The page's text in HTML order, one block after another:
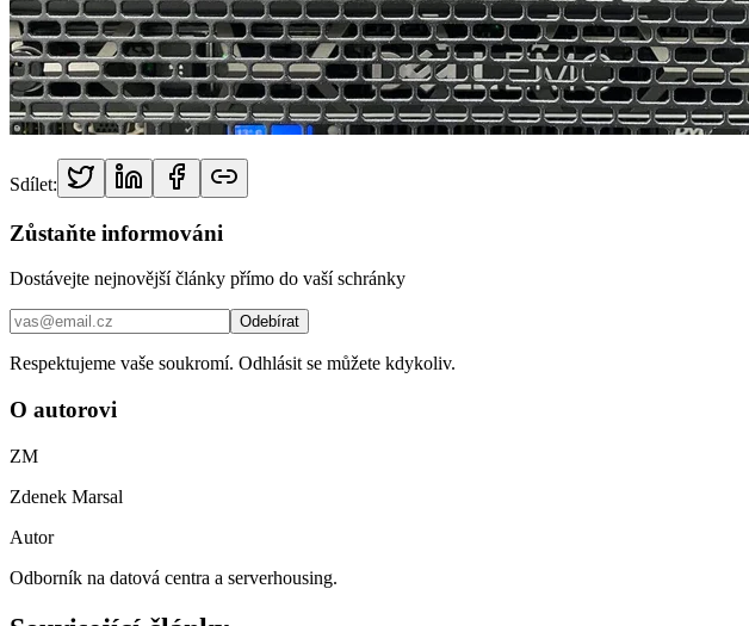
Sdílet:
Zůstaňte informováni
Dostávejte nejnovější články přímo do vaší schránky
Odebírat
Respektujeme vaše soukromí. Odhlásit se můžete kdykoliv.
O autorovi
ZM
Zdenek Marsal
Autor
Odborník na datová centra a serverhousing.